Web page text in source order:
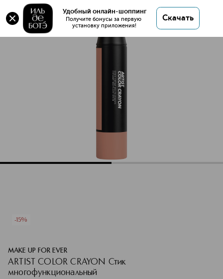
Удобный онлайн-шоппинг
Получите бонусы за первую
установку приложения!
Скачать
Оригинал 💯 ARTIST COLOR CRAYON Стик
многофункциональный купить в интернет
магазине ИЛЬ ДЕ БОТЭ с доставкой.
ARTIST COLOR CRAYON Стик многофункциональный
-15%
MAKE UP FOR EVER
ARTIST COLOR CRAYON Стик
многофункциональный